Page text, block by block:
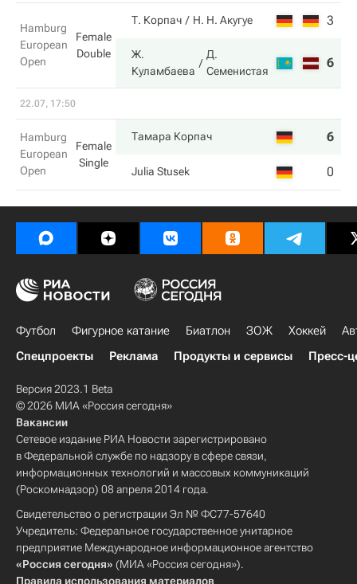
Hamburg
European
Open
Female
Double
Т. Корпач Н. Н. Акугуе 3
Ж.
Куламбаева
Д.
Семенистая
6
22.07, 17:50
Hamburg
European
Open
Female
Single
Тамара Корпач 6
Julia Stusek 0
Футбол Фигурное катание Биатлон ЗОЖ Хоккей
Спецпроекты
Реклама Продукты и сервисы Пресс-
Версия 2023.1 Beta
© 2026 МИА «Россия сегодня»
Вакансии
Сетевое издание РИА Новости зарегистрировано
в Федеральной службе по надзору в сфере связи,
информационных технологий и массовых коммуникаций
(Роскомнадзор) 08 апреля 2014 года.
Свидетельство о регистрации Эл № ФС77-57640
Учредитель: Федеральное государственное унитарное
предприятие Международное информационное агентство
«Россия сегодня» (МИА «Россия сегодня»).
Правила использования материалов